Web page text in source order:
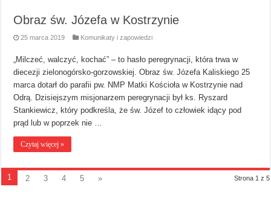
Obraz św. Józefa w Kostrzynie
25 marca 2019 Komunikaty i zapowiedzi
„Milczeć, walczyć, kochać” – to hasło peregrynacji, która trwa w
diecezji zielonogórsko-gorzowskiej. Obraz św. Józefa Kaliskiego 25
marca dotarł do parafii pw. NMP Matki Kościoła w Kostrzynie nad
Odrą. Dzisiejszym misjonarzem peregrynacji był ks. Ryszard
Stankiewicz, który podkreśla, że św. Józef to człowiek idący pod
prąd lub w poprzek nie …
Czytaj więcej »
Strona 1 z 5
1 2 3 4 5 »